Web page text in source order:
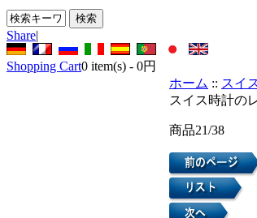
Share|
Shopping Cart0 item(s) - 0円
ホーム :: スイ
スイス時計の
商品21/38